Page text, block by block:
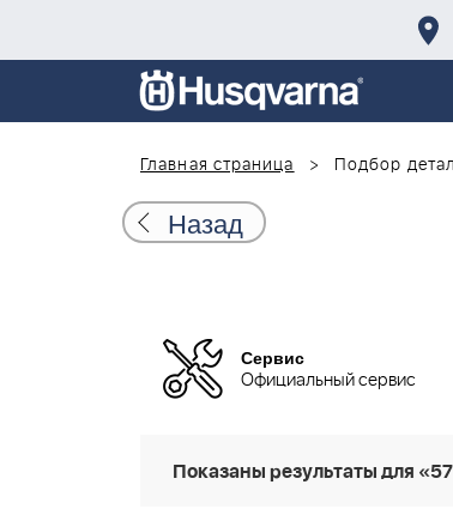
Главная страница
Подбор
Назад
Сервис
Официальный сервис
Показаны результаты для